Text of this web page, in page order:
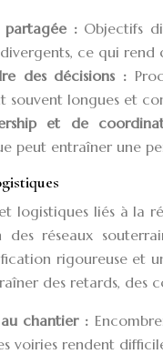
partagée : Objectifs
ce qui rend
des décisions :
souvent longues et
et de
peut entraîner une
logistiques liés à la
des réseaux
rigoureuse et
des retards, des
au chantier :
voiries rendent